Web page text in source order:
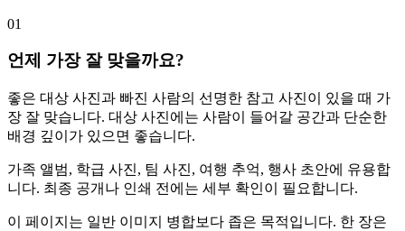
01
언제 가장 잘 맞을까요?
좋은 대상 사진과 빠진 사람의 선명한 참고 사진이 있을 때 가
장 잘 맞습니다. 대상 사진에는 사람이 들어갈 공간과 단순한
배경 깊이가 있으면 좋습니다.
가족 앨범, 학급 사진, 팀 사진, 여행 추억, 행사 초안에 유용합
니다. 최종 공개나 인쇄 전에는 세부 확인이 필요합니다.
이 페이지는 일반 이미지 병합보다 좁은 목적입니다. 한 장은